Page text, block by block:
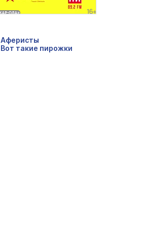
Аферисты
Вот такие пирожки